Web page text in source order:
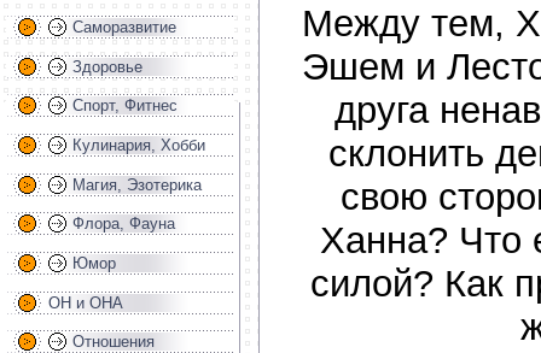
Саморазвитие
Здоровье
Спорт, Фитнес
Кулинария, Хобби
Магия, Эзотерика
Флора, Фауна
Юмор
ОН и ОНА
Отношения
Между тем,
Эшем и
друга
склонить
свою
Ханна? Что
силой? Как